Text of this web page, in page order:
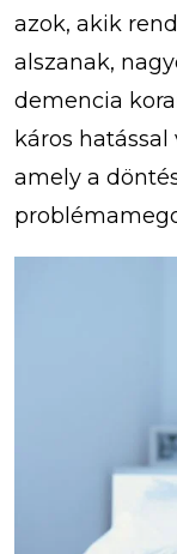
azok, akik
alszanak,
demencia
káros
amely a